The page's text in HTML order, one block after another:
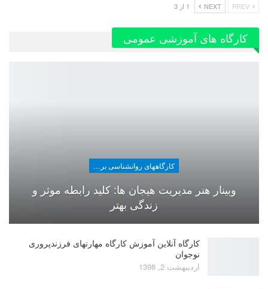
NEXT 1 از 3
کارگاه های آموزشی عمومی
کارگاههای روانشناسی برای عموم
وبینار هنر مدیریت هیجان ها: کلید رابطه موثر و
زندگی بهتر
کارگاه آنلاین آموزش کارگاه مهارتهای فرزندپروری
نوجوان
اردیبهشت 2, 1398